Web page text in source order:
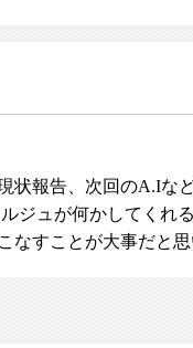
状報告、次回のA.Iな
ジュが何かしてくれ
すことが大事だと思